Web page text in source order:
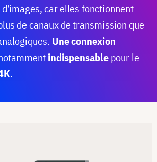
car elles fonctionnent
de canaux de transmission que
Une connexion
indispensablepour le
.